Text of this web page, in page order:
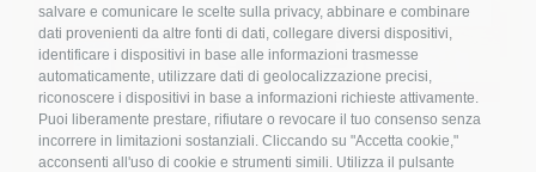
salvare e comunicare le scelte sulla privacy, abbinare e combinare
dati provenienti da altre fonti di dati, collegare diversi dispositivi,
identificare i dispositivi in base alle informazioni trasmesse
automaticamente, utilizzare dati di geolocalizzazione precisi,
riconoscere i dispositivi in base a informazioni richieste attivamente.
Puoi liberamente prestare, rifiutare o revocare il tuo consenso senza
incorrere in limitazioni sostanziali. Cliccando su "Accetta cookie,"
acconsenti all'uso di cookie e strumenti simili. Utilizza il pulsante
Storia Cultura Tradizione
Agricoltura: l’inizio della rottura
dell’equilibrio tra uomo e ambiente
Nome *